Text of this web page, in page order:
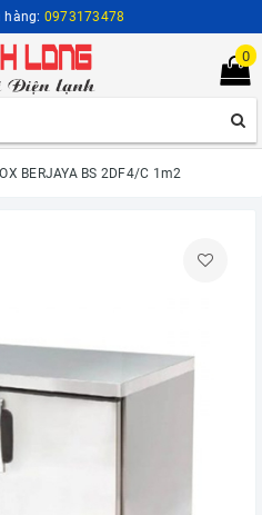
hàng: 0973173478
0
BERJAYA BS 2DF4/C 1m2